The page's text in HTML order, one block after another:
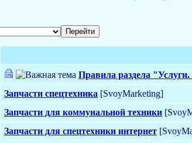
Правила раздела
Запчасти спецтехника [SvoyMarketing]
Запчасти для коммунальной техники
Запчасти для спецтехники интернет